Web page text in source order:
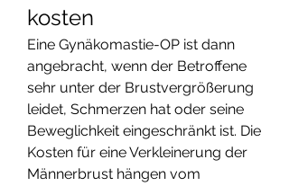
kosten
Eine Gynäkomastie-OP ist dann
angebracht, wenn der Betroffene
sehr unter der Brustvergrößerung
leidet, Schmerzen hat oder seine
Beweglichkeit eingeschränkt ist. Die
Kosten für eine Verkleinerung der
Männerbrust hängen vom